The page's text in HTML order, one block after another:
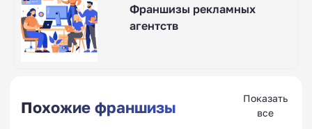
Франшизы рекламных
агентств
Похожие франшизы
Показать
все